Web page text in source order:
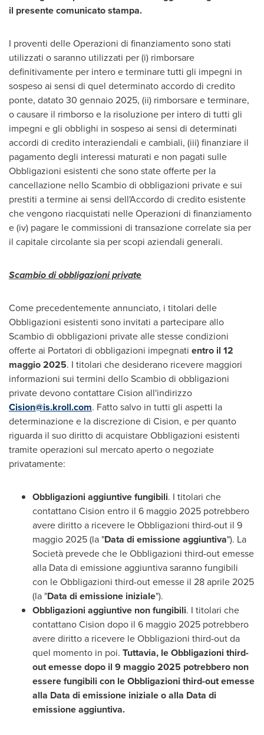
il presente comunicato stampa.
I proventi delle Operazioni di finanziamento sono stati
utilizzati o saranno utilizzati per (i) rimborsare
definitivamente per intero e terminare tutti gli impegni in
sospeso ai sensi di quel determinato accordo di credito
ponte, datato 30 gennaio 2025, (ii) rimborsare e terminare,
o causare il rimborso e la risoluzione per intero di tutti gli
impegni e gli obblighi in sospeso ai sensi di determinati
accordi di credito interaziendali e cambiali, (iii) finanziare il
pagamento degli interessi maturati e non pagati sulle
Obbligazioni esistenti che sono state offerte per la
cancellazione nello Scambio di obbligazioni private e sui
prestiti a termine ai sensi dell'Accordo di credito esistente
che vengono riacquistati nelle Operazioni di finanziamento
e (iv) pagare le commissioni di transazione correlate sia per
il capitale circolante sia per scopi aziendali generali.
Scambio di obbligazioni private
Come precedentemente annunciato, i titolari delle
Obbligazioni esistenti sono invitati a partecipare allo
Scambio di obbligazioni private alle stesse condizioni
offerte ai Portatori di obbligazioni impegnati entro il 12
maggio 2025. I titolari che desiderano ricevere maggiori
informazioni sui termini dello Scambio di obbligazioni
private devono contattare Cision all'indirizzo
Cision@is.kroll.com. Fatto salvo in tutti gli aspetti la
determinazione e la discrezione di Cision, e per quanto
riguarda il suo diritto di acquistare Obbligazioni esistenti
tramite operazioni sul mercato aperto o negoziate
privatamente:
Obbligazioni aggiuntive fungibili. I titolari che
contattano Cision entro il 6 maggio 2025 potrebbero
avere diritto a ricevere le Obbligazioni third-out il 9
maggio 2025 (la "Data di emissione aggiuntiva"). La
Società prevede che le Obbligazioni third-out emesse
alla Data di emissione aggiuntiva saranno fungibili
con le Obbligazioni third-out emesse il 28 aprile 2025
(la "Data di emissione iniziale").
Obbligazioni aggiuntive non fungibili. I titolari che
contattano Cision dopo il 6 maggio 2025 potrebbero
avere diritto a ricevere le Obbligazioni third-out da
quel momento in poi. Tuttavia, le Obbligazioni third-
out emesse dopo il 9 maggio 2025 potrebbero non
essere fungibili con le Obbligazioni third-out emesse
alla Data di emissione iniziale o alla Data di
emissione aggiuntiva.